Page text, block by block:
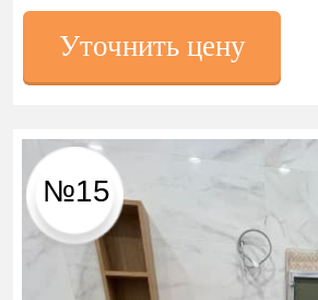
Уточнить цену
№15